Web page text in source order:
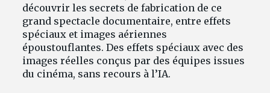
découvrir les secrets de fabrication de ce
grand spectacle documentaire, entre effets
spéciaux et images aériennes
époustouflantes. Des effets spéciaux avec des
images réelles conçus par des équipes issues
du cinéma, sans recours à l’IA.